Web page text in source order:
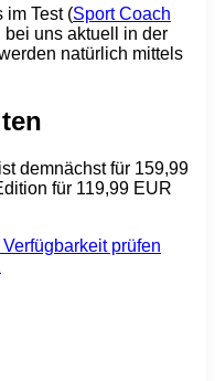
im Test (Sport Coach
uns aktuell in der
natürlich mittels
demnächst für 159,99
für 119,99 EUR
prüfen